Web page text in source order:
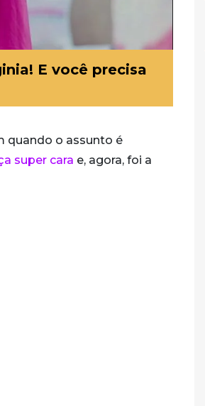
E você precisa
quando o assunto é
super cara e, agora, foi a